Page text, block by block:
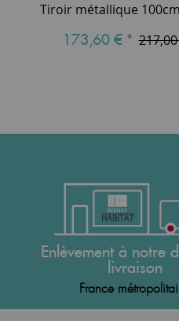
173,60 € *
Enlèvement à notre
livraison
France